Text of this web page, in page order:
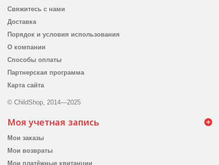
Свяжитесь с нами
Доставка
Порядок и условия использования
О компании
Способы оплаты
Партнерская программа
Карта сайта
© ChildShop, 2014—2025
Моя учетная запись
Мои заказы
Мои возвраты
Мои платёжные квитанции